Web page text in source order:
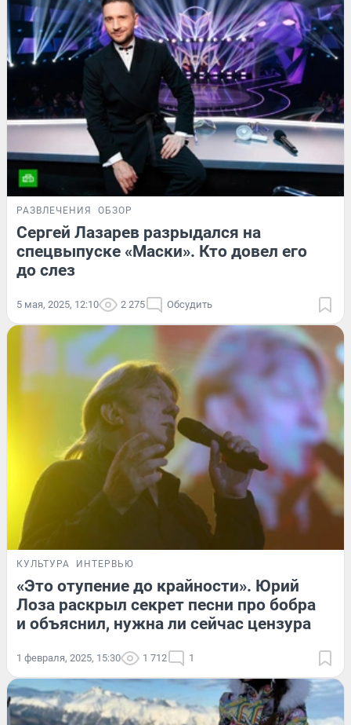
РАЗВЛЕЧЕНИЯ ОБЗОР
Сергей Лазарев разрыдался на
спецвыпуске «Маски». Кто довел его
до слез
5 мая, 2025, 12:10 2 275 Обсудить
КУЛЬТУРА ИНТЕРВЬЮ
«Это отупение до крайности». Юрий
Лоза раскрыл секрет песни про бобра
и объяснил, нужна ли сейчас цензура
1 февраля, 2025, 15:30 1 712 1